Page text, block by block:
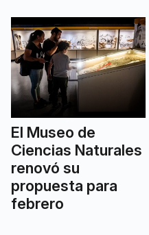
El Museo de
Ciencias Naturales
renovó su
propuesta para
febrero